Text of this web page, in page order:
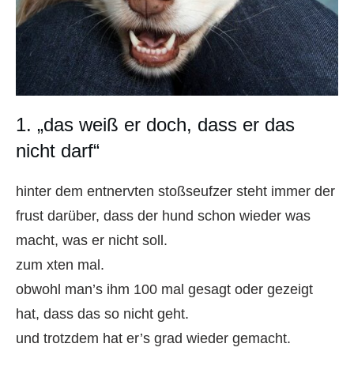
1. „das weiß er doch, dass er das
nicht darf“
hinter dem entnervten stoßseufzer steht immer der
frust darüber, dass der hund schon wieder was
macht, was er nicht soll.
zum xten mal.
obwohl man’s ihm 100 mal gesagt oder gezeigt
hat, dass das so nicht geht.
und trotzdem hat er’s grad wieder gemacht.